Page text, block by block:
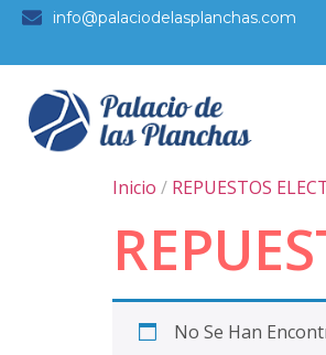
info@palaciodelasplanchas.com
Inicio / REPUESTOS
No Se Han